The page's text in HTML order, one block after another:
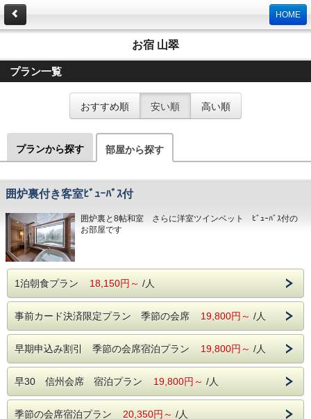
HOME
お宿 山翠
プラン一覧
おすすめ順 安い順 高い順
プランから探す 部屋から探す
囲炉裏付き客室ﾋﾞｭｰﾊﾞｽ付
囲炉裏と8帖和室 さらに洋室ツインベット ﾋﾞｭｰﾊﾞｽ付の
お部屋です
1泊朝食プラン 18,150円～ /人
事前カード決済限定プラン 季節の会席 19,800円～ /人
早期申込み割引 季節の会席宿泊プラン 19,800円～ /人
早30 信州会席 宿泊プラン 19,800円～ /人
季節の会席宿泊プラン 20,350円～ /人